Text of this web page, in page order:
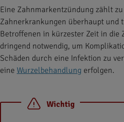
Eine Zahnmarkentzündung zählt
Zahnerkrankungen überhaupt und
Betroffenen in kürzester Zeit in die
dringend notwendig, um
Schäden durch eine Infektion zu
eine Wurzelbehandlung erfolgen.
Wichtig